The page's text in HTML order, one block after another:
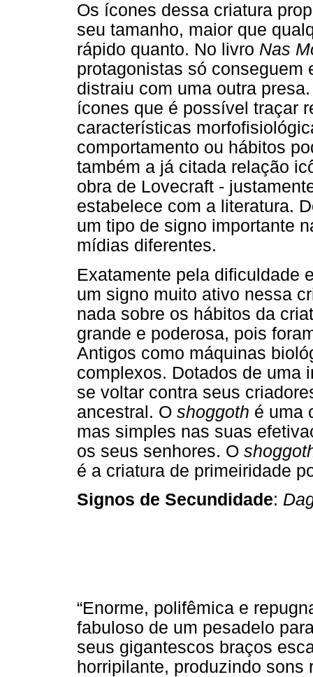
Os ícones dessa criatura
seu tamanho, maior que
rápido quanto. No livro Nas
protagonistas só conseguem
distraiu com uma outra
ícones que é possível traçar
características
comportamento ou hábitos
também a já citada relação
obra de Lovecraft -
estabelece com a literatura.
um tipo de signo importante
mídias diferentes.
Exatamente pela dificuldade
um signo muito ativo nessa
nada sobre os hábitos da
grande e poderosa, pois
Antigos como máquinas
complexos. Dotados de uma
se voltar contra seus
ancestral. O shoggoth é uma
mas simples nas suas
os seus senhores. O
é a criatura de primeiridade
Signos de Secundidade:
“Enorme, polifêmica e
fabuloso de um pesadelo
seus gigantescos braços
horripilante, produzindo sons